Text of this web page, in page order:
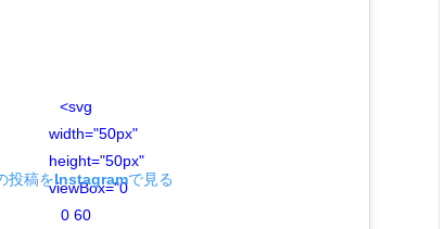
<svg
width="50px"
height="50px"
viewBox="0
0 60
投稿をInstagramで見る